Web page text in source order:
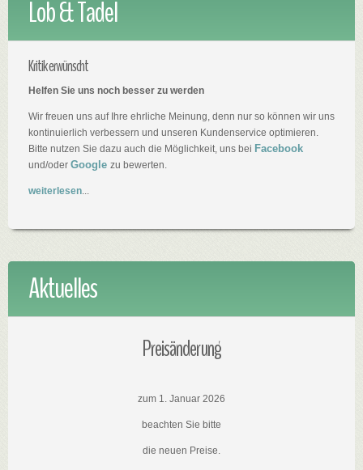
Lob & Tadel
Kritik erwünscht
Helfen Sie uns noch besser zu werden
Wir freuen uns auf Ihre ehrliche Meinung, denn nur so können wir uns
kontinuierlich verbessern und unseren Kundenservice optimieren.
Bitte nutzen Sie dazu auch die Möglichkeit, uns bei Facebook
und/oder Google zu bewerten.
weiterlesen...
Aktuelles
Preisänderung
zum 1. Januar 2026
beachten Sie bitte
die neuen Preise.